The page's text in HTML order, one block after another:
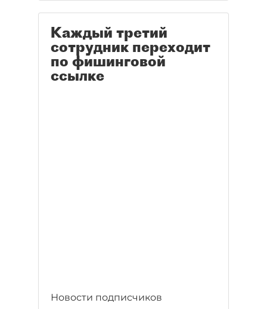
Каждый третий
сотрудник переходит
по фишинговой
ссылке
Новости подписчиков